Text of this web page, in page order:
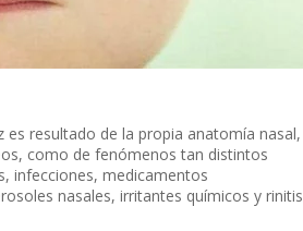
resultado de la propia anatomía nasal,
como de fenómenos tan distintos
infecciones, medicamentos
nasales, irritantes químicos y rinitis